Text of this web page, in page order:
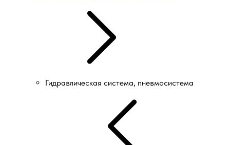
Гидравлическая система, пневмосистема